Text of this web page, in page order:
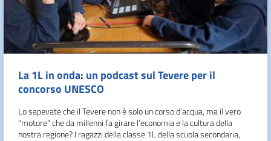
La 1L in onda: un podcast sul Tevere per il
concorso UNESCO
Lo sapevate che il Tevere non è solo un corso d’acqua, ma il vero
“motore” che da millenni fa girare l’economia e la cultura della
nostra regione? I ragazzi della classe 1L della scuola secondaria,